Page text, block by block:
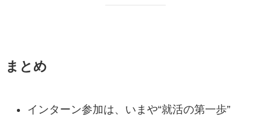
まとめ
インターン参加は、いまや“就活の第一歩”